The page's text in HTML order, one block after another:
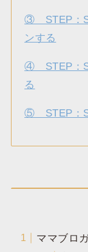
③ STEP：
ンする
④ STEP：
る
⑤ STEP：
ママブロ